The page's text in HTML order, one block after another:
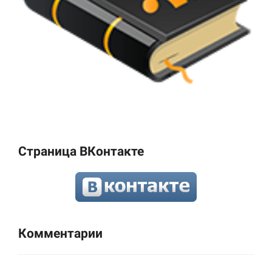
Страница ВКонтакте
Комментарии